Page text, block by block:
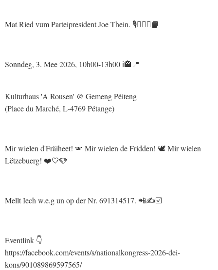
Mat Ried vum Parteipresident Joe Thein. 🎙🤵🏼‍♂️📘
Sonndeg, 3. Mee 2026, 10h00-13h00 ℹ️🏤📍
Kulturhaus 'A Rousen' @ Gemeng Péiteng
(Place du Marché, L-4769 Pétange)
Mir wielen d'Fräiheet! 🪽 Mir wielen de Fridden! 🕊 Mir wielen
Lëtzebuerg! ❤️🤍🩵
Mellt Iech w.e.g un op der Nr. 691314517. 📲✍️☑️
Eventlink 👇
https://facebook.com/events/s/nationalkongress-2026-dei-
kons/901089869597565/